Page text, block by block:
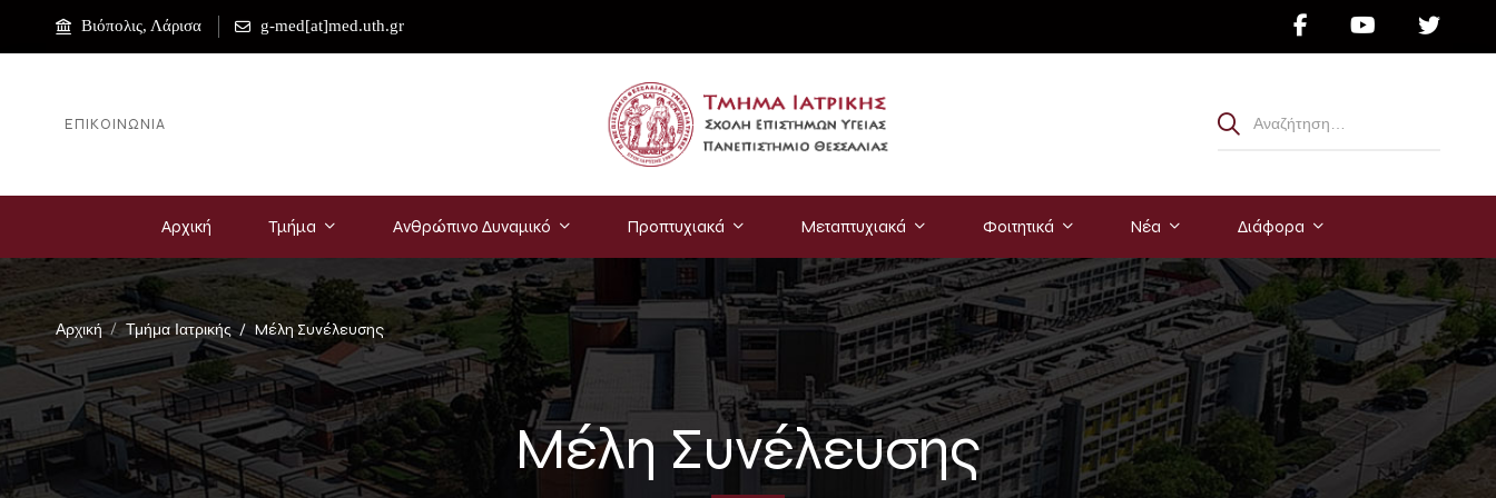
Βιόπολις, Λάρισα g-med[at]med.uth.gr
ΕΠΙΚΟΙΝΩΝΊΑ
Αρχική Τμήμα Ανθρώπινο Δυναμικό Προπτυχιακά Μεταπτυχιακά Φοιτητικά Νέα Διάφορα
Αρχική Τμήμα Ιατρικής Μέλη Συνέλευσης
Μέλη Συνέλευσης